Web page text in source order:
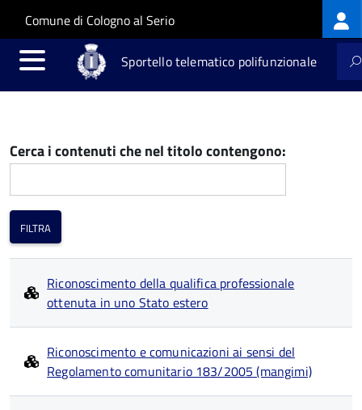
Salta al contenuto principale
Skip to site navigation
Comune di Cologno al Serio
Sportello telematico polifunzionale
Cerca i contenuti che nel titolo contengono:
Riconoscimento della qualifica professionale
ottenuta in uno Stato estero
Riconoscimento e comunicazioni ai sensi del
Regolamento comunitario 183/2005 (mangimi)